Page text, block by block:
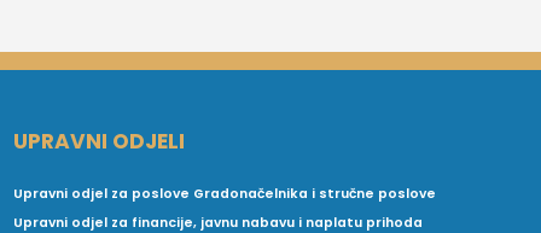
UPRAVNI ODJELI
Upravni odjel za poslove Gradonačelnika i stručne poslove
Upravni odjel za financije, javnu nabavu i naplatu prihoda